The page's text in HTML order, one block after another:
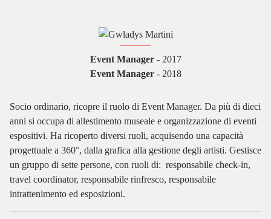
Event Manager- 2017
Event Manager- 2018
Socio ordinario, ricopre il ruolo di Event Manager. Da più di dieci
anni si occupa di allestimento museale e organizzazione di eventi
espositivi. Ha ricoperto diversi ruoli, acquisendo una capacità
progettuale a 360°, dalla grafica alla gestione degli artisti. Gestisce
un gruppo di sette persone, con ruoli di: responsabile check-in,
travel coordinator, responsabile rinfresco, responsabile
intrattenimento ed esposizioni.